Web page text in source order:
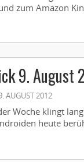
zum Amazon
9. August
AUGUST 2012
Woche klingt
heute